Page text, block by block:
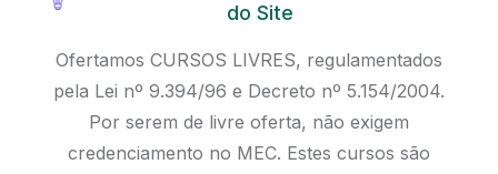
do Site
Ofertamos CURSOS LIVRES, regulamentados
pela Lei nº 9.394/96 e Decreto nº 5.154/2004.
Por serem de livre oferta, não exigem
credenciamento no MEC. Estes cursos são